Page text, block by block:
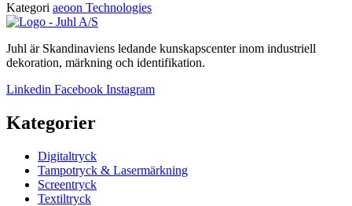
Kategori aeoon Technologies
Juhl är Skandinaviens ledande kunskapscenter inom industriell
dekoration, märkning och identifikation.
Linkedin Facebook Instagram
Kategorier
Digitaltryck
Tampotryck & Lasermärkning
Screentryck
Textiltryck